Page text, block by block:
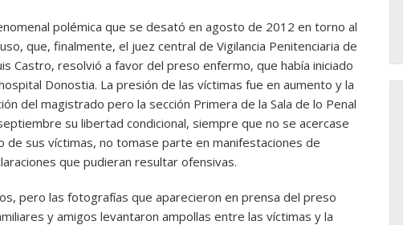
polémica que se desató en agosto de 2012 en torno al
que, finalmente, el juez central de Vigilancia Penitenciaria de
Castro, resolvió a favor del preso enfermo, que había iniciado
Donostia. La presión de las víctimas fue en aumento y la
del magistrado pero la sección Primera de la Sala de lo Penal
su libertad condicional, siempre que no se acercase
de sus víctimas, no tomase parte en manifestaciones de
que pudieran resultar ofensivas.
pero las fotografías que aparecieron en prensa del preso
y amigos levantaron ampollas entre las víctimas y la